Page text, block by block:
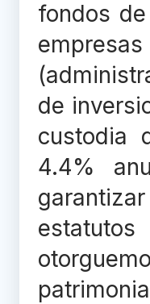
fondos
de
custodia
4.4%